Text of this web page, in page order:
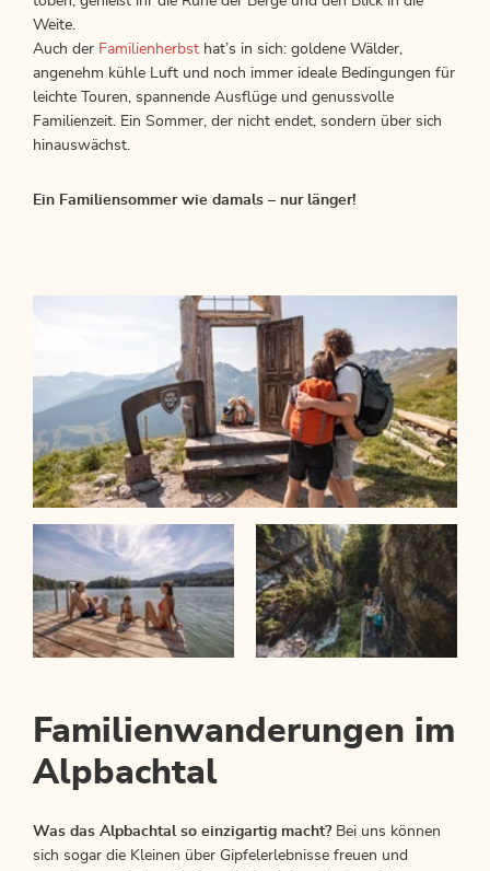
Weite.
Auch der Familienherbst hat’s in sich: goldene Wälder,
angenehm kühle Luft und noch immer ideale Bedingungen für
leichte Touren, spannende Ausflüge und genussvolle
Familienzeit. Ein Sommer, der nicht endet, sondern über sich
hinauswächst.
Ein Familiensommer wie damals – nur länger!
Familienwanderungen im
Alpbachtal
Was das Alpbachtal so einzigartig macht?Bei uns können
sich sogar die Kleinen über Gipfelerlebnisse freuen und